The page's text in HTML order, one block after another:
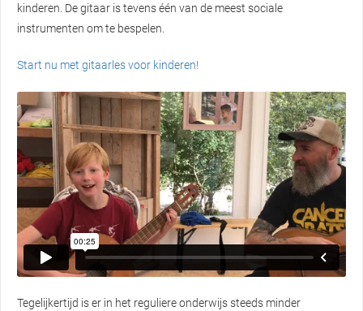
kinderen. De gitaar is tevens één van de meest sociale
instrumenten om te bespelen.
Start nu met gitaarles voor kinderen!
Tegelijkertijd is er in het reguliere onderwijs steeds minder